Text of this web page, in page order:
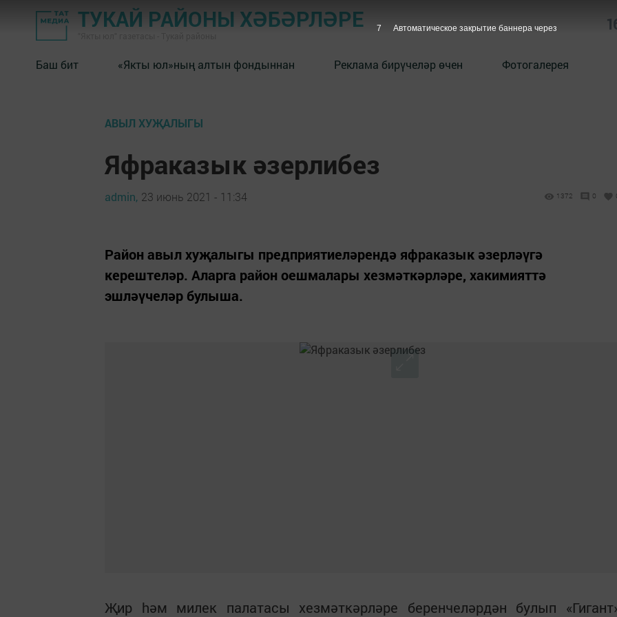
ТУКАЙ РАЙОНЫ ХӘБӘРЛӘРЕ
Баш бит «Якты юл»ның алтын фондыннан Реклама бирүчеләр өчен Фотогалерея
АВЫЛ ХУҖАЛЫГЫ
Яфраказык әзерлибез
admin, 23 июнь 2021 - 11:34 1372 0
Район авыл хуҗалыгы предприятиеләрендә яфраказык әзерләүгә
керештеләр. Аларга район оешмалары хезмәткәрләре, хакимияттә
эшләүчеләр булыша.
Җир hәм милек палатасы хезмәткәрләре беренчеләрдән булып
6 Автоматическое закрытие баннера через